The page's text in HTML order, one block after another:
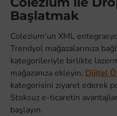
Başlatmak
Colezium'un XML
Trendyol mağazalarınıza
kategorileriyle birlikte
mağazanıza ekleyin, Dijital
kategorisini ziyaret ederek
Stoksuz e-ticaretin
başlayın.